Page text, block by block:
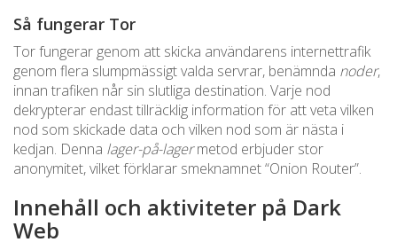
Så fungerar Tor
Tor fungerar genom att skicka användarens internettrafik
genom flera slumpmässigt valda servrar, benämnda noder,
innan trafiken når sin slutliga destination. Varje nod
dekrypterar endast tillräcklig information för att veta vilken
nod som skickade data och vilken nod som är nästa i
kedjan. Denna lager-på-lagermetod erbjuder stor
anonymitet, vilket förklarar smeknamnet “Onion Router”.
Innehåll och aktiviteter på Dark
Web